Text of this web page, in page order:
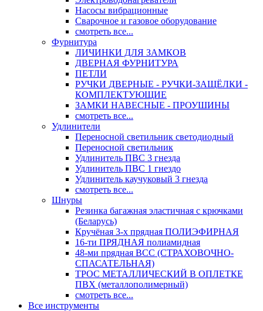
Насосы вибрационные
Сварочное и газовое оборудование
смотреть все...
Фурнитура
ЛИЧИНКИ ДЛЯ ЗАМКОВ
ДВЕРНАЯ ФУРНИТУРА
ПЕТЛИ
РУЧКИ ДВЕРНЫЕ - РУЧКИ-ЗАЩЁЛКИ -
КОМПЛЕКТУЮЩИЕ
ЗАМКИ НАВЕСНЫЕ - ПРОУШИНЫ
смотреть все...
Удлинители
Переносной светильник светодиодный
Переносной светильник
Удлинитель ПВС 3 гнезда
Удлинитель ПВС 1 гнездо
Удлинитель каучуковый 3 гнезда
смотреть все...
Шнуры
Резинка багажная эластичная с крючками
(Беларусь)
Кручёная 3-х прядная ПОЛИЭФИРНАЯ
16-ти ПРЯДНАЯ полиамидная
48-ми прядная ВСС (СТРАХОВОЧНО-
СПАСАТЕЛЬНАЯ)
ТРОС МЕТАЛЛИЧЕСКИЙ В ОПЛЕТКЕ
ПВХ (металлополимерный)
смотреть все...
Все инструменты